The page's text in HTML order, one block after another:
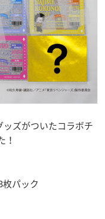
ッズがついたコラボチ
！
パック